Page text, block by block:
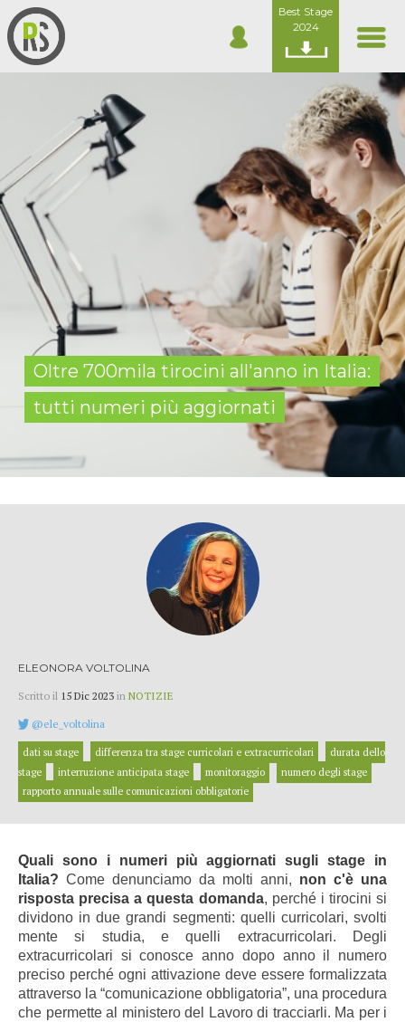
Best Stage
2024
Oltre 700mila tirocini all'anno in Italia:
tutti numeri più aggiornati
ELEONORA VOLTOLINA
Scritto il 15 Dic 2023 in NOTIZIE
@ele_voltolina
dati su stage differenza tra stage curricolari e extracurricolari
durata dello
stage
interruzione anticipata stage monitoraggio
numero degli stage
rapporto annuale sulle comunicazioni obbligatorie
Quali sono i numeri più aggiornati sugli stage in
Italia? Come denunciamo da molti anni, non c'è una
risposta precisa a questa domanda, perché i tirocini si
dividono in due grandi segmenti: quelli curricolari, svolti
mente si studia, e quelli extracurricolari. Degli
extracurricolari si conosce anno dopo anno il numero
preciso perché ogni attivazione deve essere formalizzata
attraverso la “comunicazione obbligatoria”, una procedura
che permette al ministero del Lavoro di tracciarli. Ma per i